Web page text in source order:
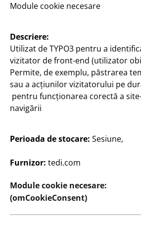
99 Articole
Odorizant de cameră
100 ml, în diferite culori
și miresme, la
200 Lei/l
Module cookie necesare
Descriere:
Utilizat de TYPO3 pentru a
vizitator de front-end (utilizator
Permite, de exemplu, păstrarea
sau a acțiunilor vizitatorului pe
pentru funcționarea corectă a
navigării
Perioada de stocare: Sesiune,
Furnizor: tedi.com
Module cookie necesare:
(omCookieConsent)